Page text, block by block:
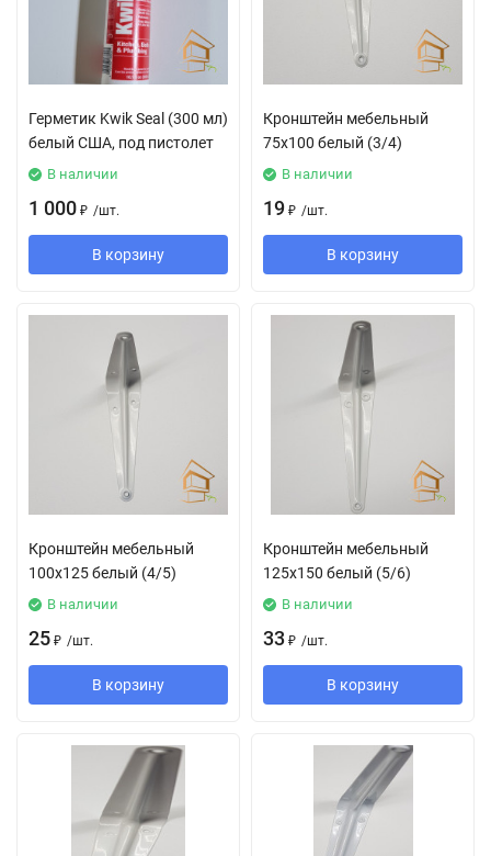
Герметик Kwik Seal (300 мл)
белый США, под пистолет
В наличии
1 000 ₽ /шт.
В корзину
Кронштейн мебельный
75х100 белый (3/4)
В наличии
19 ₽ /шт.
В корзину
Кронштейн мебельный
100х125 белый (4/5)
В наличии
25 ₽ /шт.
В корзину
Кронштейн мебельный
125х150 белый (5/6)
В наличии
33 ₽ /шт.
В корзину